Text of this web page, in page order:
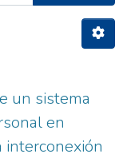
un sistema
en